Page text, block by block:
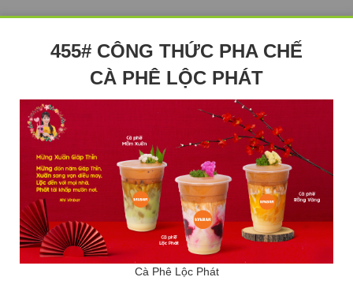
455# CÔNG THỨC PHA CHẾ
CÀ PHÊ LỘC PHÁT
Cà Phê Lộc Phát